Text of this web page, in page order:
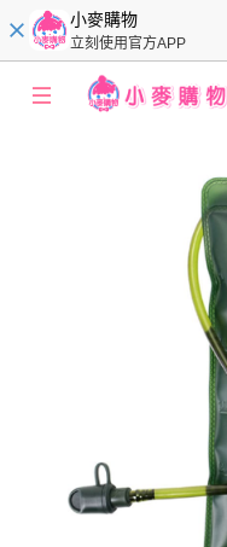
小麥購物
立刻使用官方APP